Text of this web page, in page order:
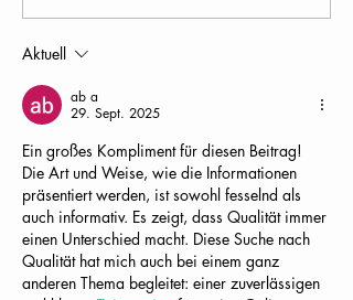
Aktuell
ab a
29. Sept. 2025
Ein großes Kompliment für diesen Beitrag!
Die Art und Weise, wie die Informationen
präsentiert werden, ist sowohl fesselnd als
auch informativ. Es zeigt, dass Qualität immer
einen Unterschied macht. Diese Suche nach
Qualität hat mich auch bei einem ganz
anderen Thema begleitet: einer zuverlässigen